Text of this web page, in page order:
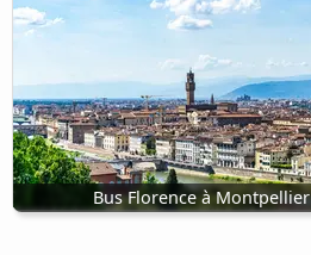
Bus Florence à Montpellier